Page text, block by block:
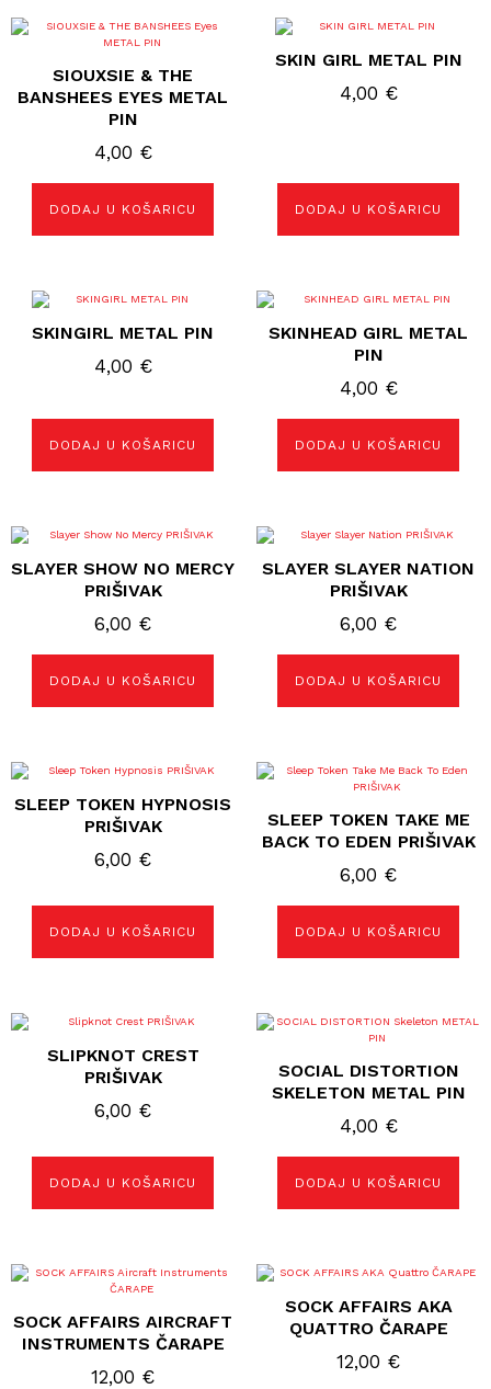
SIOUXSIE & THE
BANSHEES EYES METAL
PIN
4,00 €
DODAJ U KOŠARICU
SKIN GIRL METAL PIN
4,00 €
DODAJ U KOŠARICU
SKINGIRL METAL PIN
4,00 €
DODAJ U KOŠARICU
SKINHEAD GIRL METAL
PIN
4,00 €
DODAJ U KOŠARICU
SLAYER SHOW NO MERCY
PRIŠIVAK
6,00 €
DODAJ U KOŠARICU
SLAYER SLAYER NATION
PRIŠIVAK
6,00 €
DODAJ U KOŠARICU
SLEEP TOKEN HYPNOSIS
PRIŠIVAK
6,00 €
DODAJ U KOŠARICU
SLEEP TOKEN TAKE ME
BACK TO EDEN PRIŠIVAK
6,00 €
DODAJ U KOŠARICU
SLIPKNOT CREST
PRIŠIVAK
6,00 €
DODAJ U KOŠARICU
SOCIAL DISTORTION
SKELETON METAL PIN
4,00 €
DODAJ U KOŠARICU
SOCK AFFAIRS AIRCRAFT
INSTRUMENTS ČARAPE
12,00 €
Ovaj
proizvod
više
varijanti.
Opcije
se
mogu
SOCK AFFAIRS AKA
QUATTRO ČARAPE
12,00 €
Ovaj
ima
više
varijanti.
Opcije
se